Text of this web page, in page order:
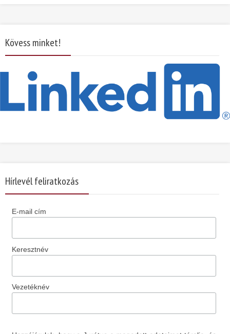
Kövess minket!
Hírlevél feliratkozás
E-mail cím
Keresztnév
Vezetéknév